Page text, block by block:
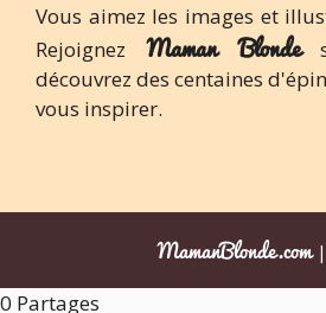
Vous aimez les images et
RejoignezMaman Blonde
découvrez des centaines
vous inspirer.
MamanBlonde.com|
0 Partages